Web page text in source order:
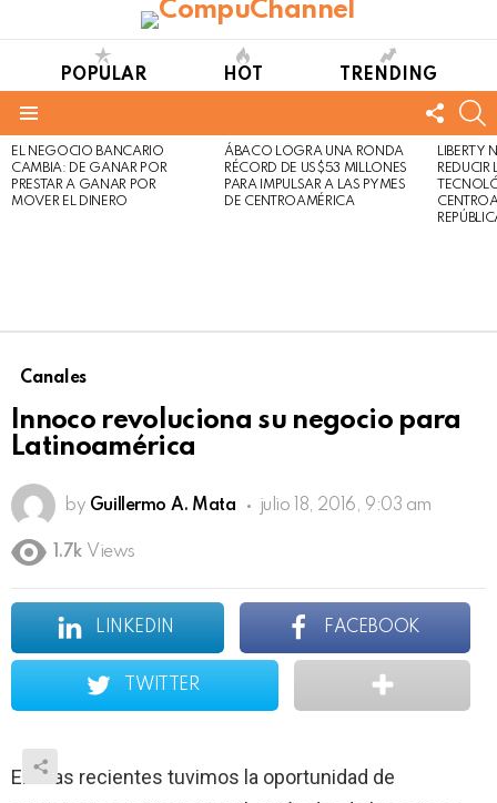
POPULAR HOT TRENDING
US
LATEST
STORIES
EL NEGOCIO BANCARIO
CAMBIA: DE GANAR POR
PRESTAR A GANAR POR
MOVER EL DINERO
Not
Safe
For
Click
to
view
ÁBACO LOGRA UNA RONDA
RÉCORD DE US$53 MILLONES
PARA IMPULSAR A LAS PYMES
DE CENTROAMÉRICA
LIBERTY
REDUCIR
Canales
Innoco revoluciona su negocio para
Latinoamérica
by Guillermo A. Mata julio 18, 2016, 9:03 am
1.7k Views
LINKEDIN FACEBOOK
TWITTER
En días recientes tuvimos la oportunidad de